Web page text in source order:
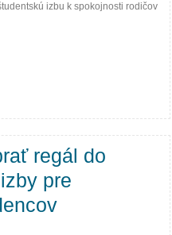
izbu k spokojnosti rodičov
regál do
pre